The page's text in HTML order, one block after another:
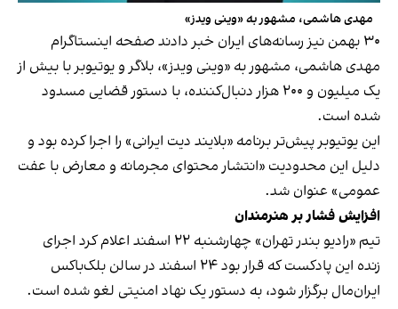
مهدی هاشمی، مشهور به «وینی ویدز»
۳۰ بهمن نیز رسانه‌های ایران خبر دادند صفحه اینستاگرام
مهدی هاشمی، مشهور به «وینی ویدز»، بلاگر و یوتیوبر با بیش از
یک میلیون و ۲۰۰ هزار دنبال‌کننده، با دستور قضایی مسدود
شده است.
این یوتیوبر پیش‌تر برنامه «بلایند دیت ایرانی» را اجرا کرده‌ بود و
دلیل این محدودیت «انتشار محتوای مجرمانه و معارض با عفت
عمومی» عنوان شد.
افزایش فشار بر هنرمندان
تیم «رادیو بندر تهران» چهارشنبه ۲۲ اسفند اعلام کرد اجرای
زنده این پادکست که قرار بود ۲۴ اسفند در سالن بلک‌باکس
ایران‌مال برگزار شود، به دستور یک نهاد امنیتی لغو شده است.